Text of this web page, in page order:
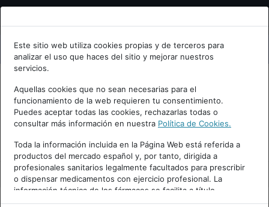
Bienvenid@ a psiquiatria.com
Escribe tu Email
Accede o regístrate con tu email.
Cancelar
Este sitio web utiliza cookies propias y de terceros para
analizar el uso que haces del sitio y mejorar nuestros
servicios.
Aquellas cookies que no sean necesarias para el
funcionamiento de la web requieren tu consentimiento.
Puedes aceptar todas las cookies, rechazarlas todas o
consultar más información en nuestra Política de Cookies.
Toda la información incluida en la Página Web está referida a
productos del mercado español y, por tanto, dirigida a
profesionales sanitarios legalmente facultados para prescribir
o dispensar medicamentos con ejercicio profesional. La
información técnica de los fármacos se facilita a título
meramente informativo, siendo responsabilidad de los